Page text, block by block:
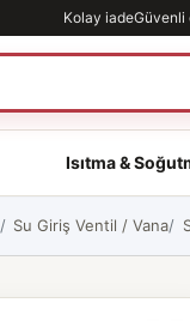
Kolay iadeGüvenli
Isıtma &
Su Giriş Ventil / Vana